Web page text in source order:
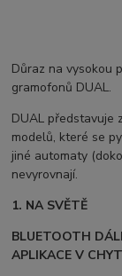
Důraz na vysokou
gramofonů DUAL.
DUAL představuje
modelů, které se
jiné automaty
nevyrovnají.
1. NA SVĚTĚ
BLUETOOTH
APLIKACE V